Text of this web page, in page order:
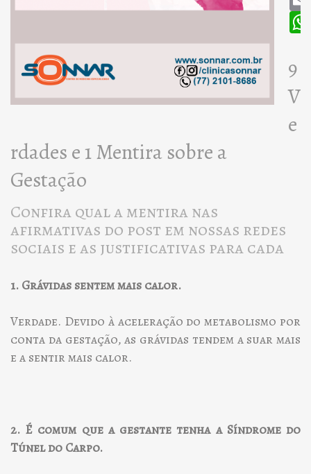
9
V
e
rdades e 1 Mentira sobre a
Gestação
Confira qual a mentira nas
afirmativas do post em nossas redes
sociais e as justificativas para cada
1. Grávidas sentem mais calor.
Verdade. Devido à aceleração do metabolismo por
conta da gestação, as grávidas tendem a suar mais
e a sentir mais calor.
2. É comum que a gestante tenha a Síndrome do
Túnel do Carpo.